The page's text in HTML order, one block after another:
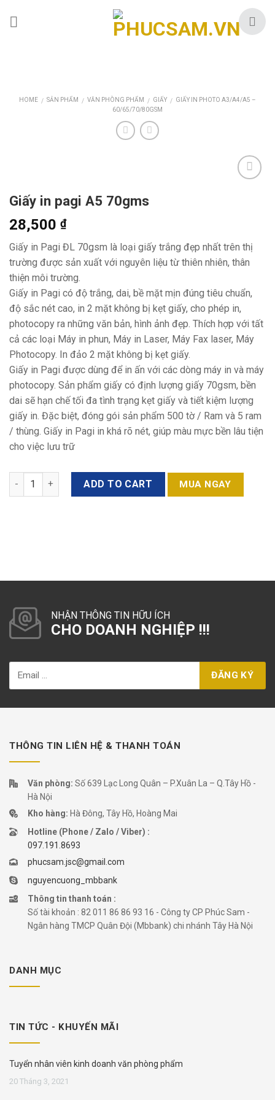
HOME / SẢN PHẨM / VĂN PHÒNG PHẨM / GIẤY / GIẤY IN PHOTO A3/A4/A5 –
60/65/70/80GSM
Giấy in pagi A5 70gms
28,500 ₫
Giấy in Pagi ĐL 70gsm là loại giấy trắng đẹp nhất trên thị
trường được sản xuất với nguyên liệu từ thiên nhiên, thân
thiện môi trường.
Giấy in Pagi có độ trắng, dai, bề mặt mịn đúng tiêu chuẩn,
độ sắc nét cao, in 2 mặt không bị kẹt giấy, cho phép in,
photocopy ra những văn bản, hình ảnh đẹp. Thích hợp với tất
cả các loại Máy in phun, Máy in Laser, Máy Fax laser, Máy
Photocopy. In đảo 2 mặt không bị kẹt giấy.
Giấy in Pagi được dùng để in ấn với các dòng máy in và máy
photocopy. Sản phẩm giấy có định lượng giấy 70gsm, bền
dai sẽ hạn chế tối đa tình trạng kẹt giấy và tiết kiệm lượng
giấy in. Đặc biệt, đóng gói sản phẩm 500 tờ / Ram và 5 ram
/ thùng. Giấy in Pagi in khá rõ nét, giúp màu mực bền lâu tiện
cho việc lưu trữ
Quantity ADD TO CART MUA NGAY
NHẬN THÔNG TIN HỮU ÍCH
CHO DOANH NGHIỆP !!!
THÔNG TIN LIÊN HỆ & THANH TOÁN
Văn phòng: Số 639 Lạc Long Quân – P.Xuân La – Q.Tây Hồ -
Hà Nội
Kho hàng: Hà Đông, Tây Hồ, Hoàng Mai
Hotline (Phone / Zalo / Viber) :
097.191.8693
phucsam.jsc@gmail.com
nguyencuong_mbbank
Thông tin thanh toán :
Số tài khoản : 82 011 86 86 93 16 - Công ty CP Phúc Sam -
Ngân hàng TMCP Quân Đội (Mbbank) chi nhánh Tây Hà Nội
DANH MỤC
TIN TỨC - KHUYẾN MÃI
Tuyển nhân viên kinh doanh văn phòng phẩm
20 Tháng 3, 2021